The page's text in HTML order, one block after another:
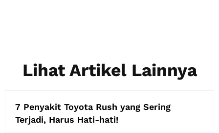
Lihat Artikel Lainnya
7 Penyakit Toyota Rush yang Sering
Terjadi, Harus Hati-hati!